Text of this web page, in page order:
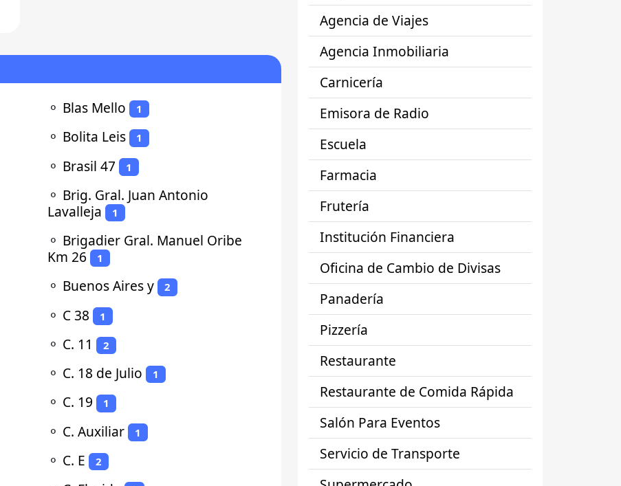
⚬ Blas Mello 1
⚬ Bolita Leis 1
⚬ Brasil 47 1
⚬ Brig. Gral. Juan Antonio
Lavalleja
1
⚬ Brigadier Gral. Manuel Oribe
Km 26
1
⚬ Buenos Aires y 2
⚬ C 38 1
⚬ C. 11 2
⚬ C. 18 de Julio 1
⚬ C. 19 1
⚬ C. Auxiliar 1
⚬ C. E 2
Agencia de Viajes
Agencia Inmobiliaria
Carnicería
Emisora de Radio
Escuela
Farmacia
Frutería
Institución Financiera
Oficina de Cambio de Divisas
Panadería
Pizzería
Restaurante
Restaurante de Comida Rápida
Salón Para Eventos
Servicio de Transporte